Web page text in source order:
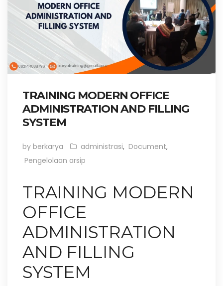
TRAINING MODERN OFFICE
ADMINISTRATION AND FILLING
SYSTEM
by berkarya administrasi, Document,
Pengelolaan arsip
TRAINING MODERN
OFFICE
ADMINISTRATION
AND FILLING
SYSTEM